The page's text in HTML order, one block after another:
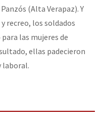
(Alta Verapaz). Y
recreo, los soldados
las mujeres de
ellas padecieron
laboral.